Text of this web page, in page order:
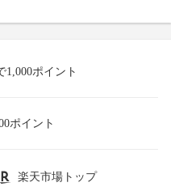
ポイント
ポイント
楽天市場トップ